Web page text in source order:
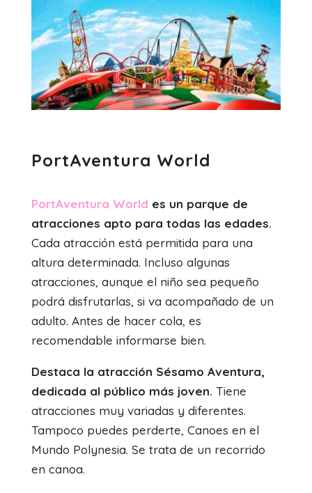
PortAventura World
PortAventura World es un parque de
atracciones apto para todas las edades.
Cada atracción está permitida para una
altura determinada. Incluso algunas
atracciones, aunque el niño sea pequeño
podrá disfrutarlas, si va acompañado de un
adulto. Antes de hacer cola, es
recomendable informarse bien.
Destaca la atracción Sésamo Aventura,
dedicada al público más joven. Tiene
atracciones muy variadas y diferentes.
Tampoco puedes perderte, Canoes en el
Mundo Polynesia. Se trata de un recorrido
en canoa.